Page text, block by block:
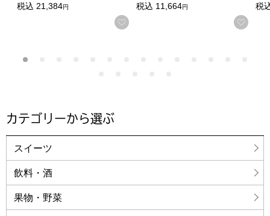
税込 21,384円
お気に入りに登録する
税込 11,664円
お気
税
カテゴリーから選ぶ
スイーツ
飲料・酒
果物・野菜